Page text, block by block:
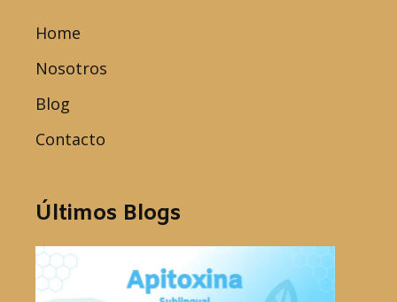
Home
Nosotros
Blog
Contacto
Últimos Blogs